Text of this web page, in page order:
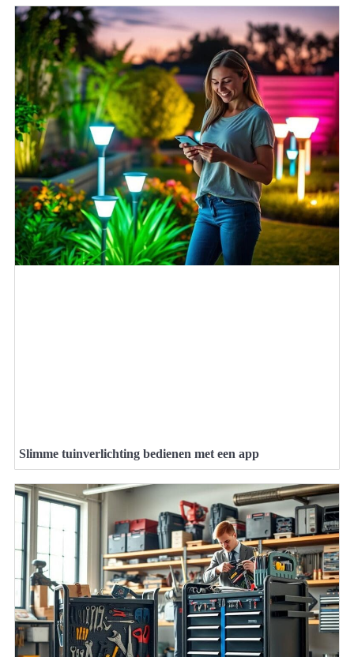
Slimme tuinverlichting bedienen met een app